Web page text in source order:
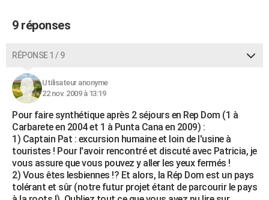
BONS PLANS
Dictionnaire
Biographies
Citations
Expressions
Proverbes
PROGRAMME TV
COPAINS D'AVANT
S'inscrire
Se connecter
Lycées
Collèges
Primaires
Universités
Entreprises
Service militaire
Avis de recherche
AVIS DE DÉCÈS
FORUM
Bricolage
Lifestyle
Culture
Sport
Auto
Television
Voyage
Cinema
9 réponses
RÉPONSE 1 / 9
Utilisateur anonyme
22 nov. 2009 à 13:19
Pour faire synthétique après 2 séjours en Rep Dom (1 à
Carbarete en 2004 et 1 à Punta Cana en 2009) :
1) Captain Pat : excursion humaine et loin de l'usine à
touristes ! Pour l'avoir rencontré et discuté avec Patricia, je
vous assure que vous pouvez y aller les yeux fermés !
2) Vous êtes lesbiennes !? Et alors, la Rép Dom est un pays
tolérant et sûr (notre futur projet étant de parcourir le pays